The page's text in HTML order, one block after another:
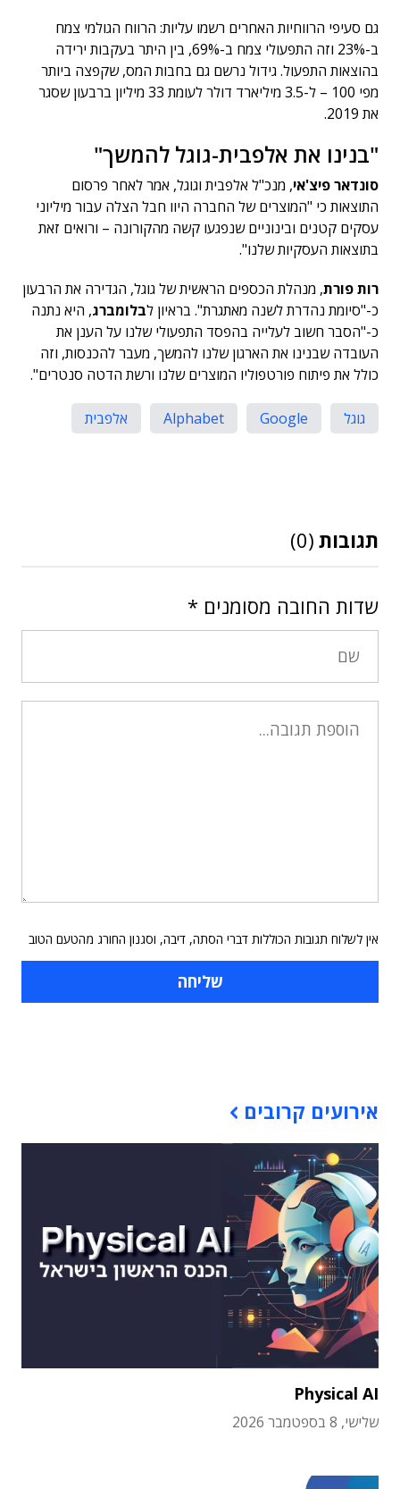
גם סעיפי הרווחיות האחרים רשמו עליות: הרווח הגולמי צמח
ב-23% וזה התפעולי צמח ב-69%, בין היתר בעקבות ירידה
בהוצאות התפעול. גידול נרשם גם בחבות המס, שקפצה ביותר
מפי 100 – ל-3.5 מיליארד דולר לעומת 33 מיליון ברבעון שסגר
את 2019.
"בנינו את אלפבית-גוגל להמשך"
סונדאר פיצ'אי, מנכ"ל אלפבית וגוגל, אמר לאחר פרסום
התוצאות כי "המוצרים של החברה היוו חבל הצלה עבור מיליוני
עסקים קטנים ובינוניים שנפגעו קשה מהקורונה – ורואים זאת
בתוצאות העסקיות שלנו".
רות פורת, מנהלת הכספים הראשית של גוגל, הגדירה את הרבעון
כ-"סיומת נהדרת לשנה מאתגרת". בראיון לבלומברג, היא נתנה
כ-"הסבר חשוב לעלייה בהפסד התפעולי שלנו על הענן את
העובדה שבנינו את הארגון שלנו להמשך, מעבר להכנסות, וזה
כולל את פיתוח פורטפוליו המוצרים שלנו ורשת הדטה סנטרים".
גוגל Google
Alphabet אלפבית
תגובות (0)
שדות החובה מסומנים *
אין לשלוח תגובות הכוללות דברי הסתה, דיבה, וסגנון החורג מהטעם הטוב
אירועים קרובים
Physical AI
שלישי, 8 בספטמבר 2026